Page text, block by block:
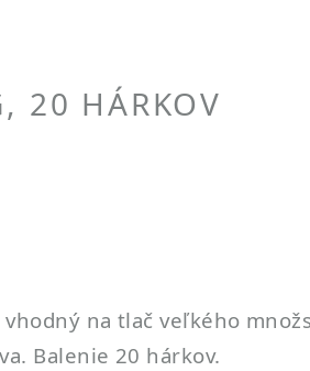
20 HÁRKOV
na tlač veľkého
Balenie 20 hárkov.